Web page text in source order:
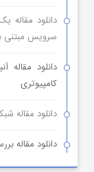
سرویس مبتنی
دانلود مقاله
کامپیوتری
دانلود مقاله
دانلود مقاله